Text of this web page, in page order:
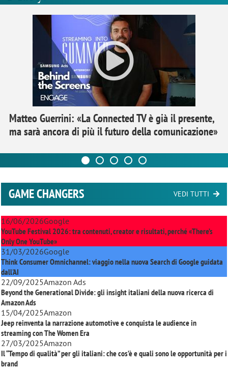
Matteo Guerrini: «La Connected TV è già il presente,
ma sarà ancora di più il futuro della comunicazione»
GAME CHANGERS VEDI TUTTI
16/06/2026Google
YouTube Festival 2026: tra contenuti, creator e risultati, perché «There’s
Only One YouTube»
31/03/2026Google
Think Consumer Omnichannel: viaggio nella nuova Search di Google guidata
dall'AI
22/09/2025Amazon Ads
Beyond the Generational Divide: gli insight italiani della nuova ricerca di
Amazon Ads
15/04/2025Amazon
Jeep reinventa la narrazione automotive e conquista le audience in
streaming conThe Women Era
27/03/2025Amazon
Il “Tempo di qualità” per gli italiani: che cos’è e quali sono le opportunità per i
brand